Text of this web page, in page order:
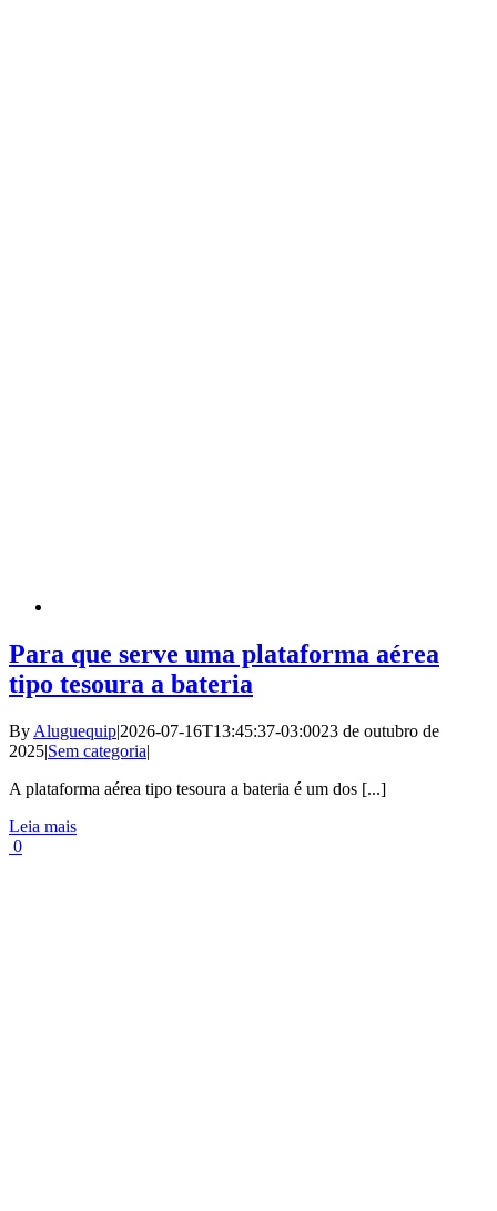
Para que serve uma plataforma aérea
tipo tesoura a bateria
By Aluguequip|2026-07-16T13:45:37-03:0023 de outubro de
2025|Sem categoria|
A plataforma aérea tipo tesoura a bateria é um dos [...]
Leia mais
0